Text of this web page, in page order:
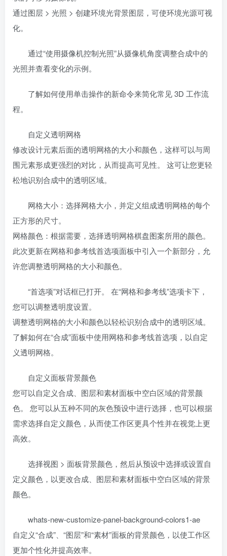
通过图层 > 光照 > 创建环境光背景图层，可使环境光源可视
化。
通过“使用摄像机控制光照”从摄像机角度调整合成中的
光照并查看变化的示例。
了解如何使用单击操作的新命令来简化常见 3D 工作流
程。
自定义透明网格
修改设计元素后面的透明网格的大小和颜色，这样可以与周
围元素形成更强烈的对比，从而提高可见性。 这可让您更轻
松地识别合成中的透明区域。
网格大小：选择网格大小，并定义组成透明网格的每个
正方形的尺寸。
网格颜色：根据需要，选择透明网格棋盘图案所用的颜色。
此次更新在网格和参考线首选项面板中引入一个新部分，允
许您调整透明网格的大小和颜色。
“首选项”对话框已打开。 在“网格和参考线”选项卡下，
您可以调整透明度设置。
调整透明网格的大小和颜色以轻松识别合成中的透明区域。
了解如何在“合成”面板中使用网格和参考线首选项，以自定
义透明网格。
自定义面板背景颜色
您可以自定义合成、图层和素材面板中空白区域的背景颜
色。 您可以从五种不同的灰色预设中进行选择，也可以根据
需求选择自定义颜色，从而使工作区更具个性并在视觉上更
高效。
选择视图 > 面板背景颜色，然后从预设中选择或设置自
定义颜色，以更改合成、图层和素材面板中空白区域的背景
颜色。
whats-new-customize-panel-background-colors1-ae
自定义“合成”、“图层”和“素材”面板的背景颜色，以使工作区
更加个性化并提高效率。